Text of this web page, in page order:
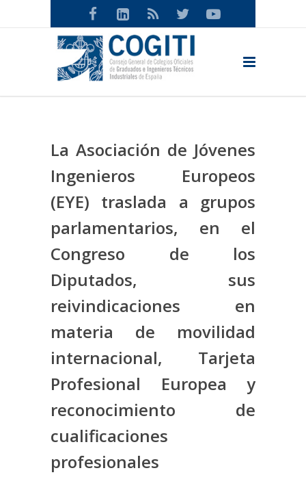
La Asociación de Jóvenes
Ingenieros Europeos
(EYE) traslada a grupos
parlamentarios, en el
Congreso de los
Diputados, sus
reivindicaciones en
materia de movilidad
internacional, Tarjeta
Profesional Europea y
reconocimiento de
cualificaciones
profesionales